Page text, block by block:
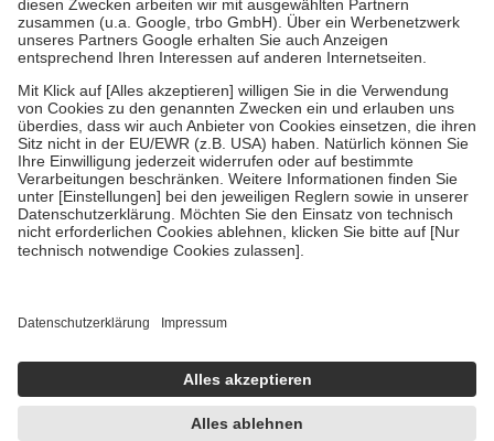
Diese Regeln gelten grundsätzlich auch für Online-Apotheken.
Bei Heilmitteln und häuslicher Krankenpflege beträgt die
Zuzahlung zehn Prozent der Kosten sowie zehn Euro je
Verordnung.
Um das Engagement der Versicherten für ihre eigene Gesundheit zu
stärken und die besondere Stellung der Familie zu unterstützen,
fallenkeine Zuzahlungenan bei:
• Kindern und Jugendlichen bis zum vollendeten 18. Lebensjahr
mit Ausnahme der Fahrkosten
• Untersuchungen zur Vorsorge und Früherkennung, die von der
GKV getragen werden
Einholung von Bewertungen. Trusted Shops hat Maßnahmen
getroffen, um sicherzustellen, dass es sich um echte Bewertungen
handelt. Mehr Informationen findest du hier:
https://help.etrusted.com/hc/de/articles/4419944605341